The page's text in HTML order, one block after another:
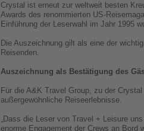
Crystal ist erneut zur weltweit besten
Awards des renommierten US-
Einführung der Leserwahl im Jahr 1995
Die Auszeichnung gilt als eine der
Reisenden.
Auszeichnung als Bestätigung des
Für die A&K Travel Group, zu der
außergewöhnliche Reiseerlebnisse.
„Dass die Leser von Travel + Leisure
enorme Engagement der Crews an